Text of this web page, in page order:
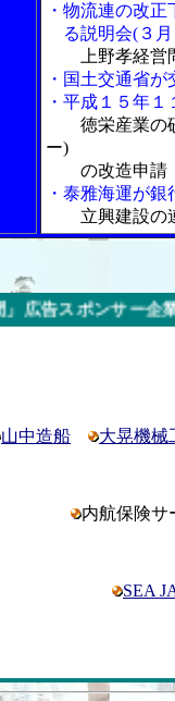
・物流連の改
る説明会(３月
上野孝経
・国土交通省
・平成１５年
徳栄産業の
ー)
の改造申請
・泰雅海運が
立興建設の
企業
山中造船 大晃機械
内航保険
SEA